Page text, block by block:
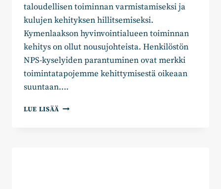
taloudellisen toiminnan varmistamiseksi ja
kulujen kehityksen hillitsemiseksi.
Kymenlaakson hyvinvointialueen toiminnan
kehitys on ollut nousujohteista. Henkilöstön
NPS-kyselyiden parantuminen ovat merkki
toimintatapojemme kehittymisestä oikeaan
suuntaan….
LUE LISÄÄ KOKOOMUS-